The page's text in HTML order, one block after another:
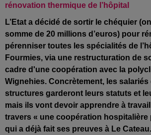
rénovation thermique de l’hôpital
L’Etat a décidé de sortir le chéquier
somme de 20 millions d’euros) pour
pérenniser toutes les spécialités de
Fourmies, via une restructuration de
cadre d'une coopération avec la
Wignehies. Concrètement, les salariés
structures garderont leurs statuts et
mais ils vont devoir apprendre à
travers « une coopération hospitalière
qui a déjà fait ses preuves à Le Cateau.